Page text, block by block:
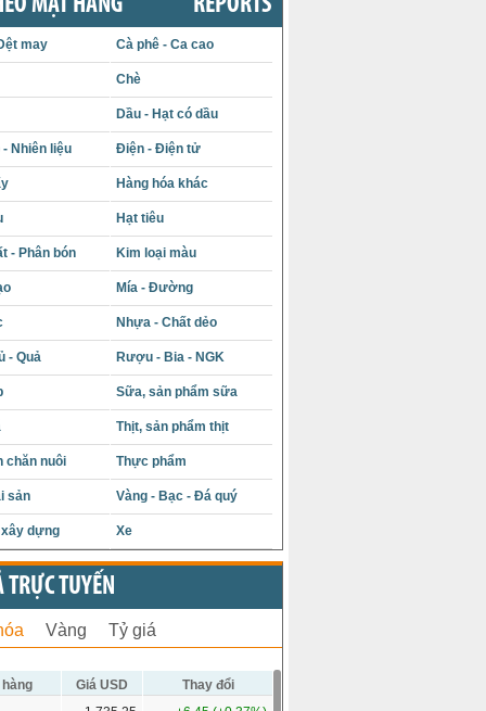
MẶT HÀNG REPORTS
may Cà phê - Ca cao
Chè
Dầu - Hạt có dầu
- Nhiên liệu Điện - Điện tử
Hàng hóa khác
Hạt tiêu
- Phân bón Kim loại màu
Mía - Đường
Nhựa - Chất dẻo
- Quả Rượu - Bia - NGK
Sữa, sản phẩm sữa
Thịt, sản phẩm thịt
chăn nuôi Thực phẩm
sản Vàng - Bạc - Đá quý
dựng Xe
TRỰC TUYẾN
Vàng Tỷ giá
Giá USD
Thay đổi